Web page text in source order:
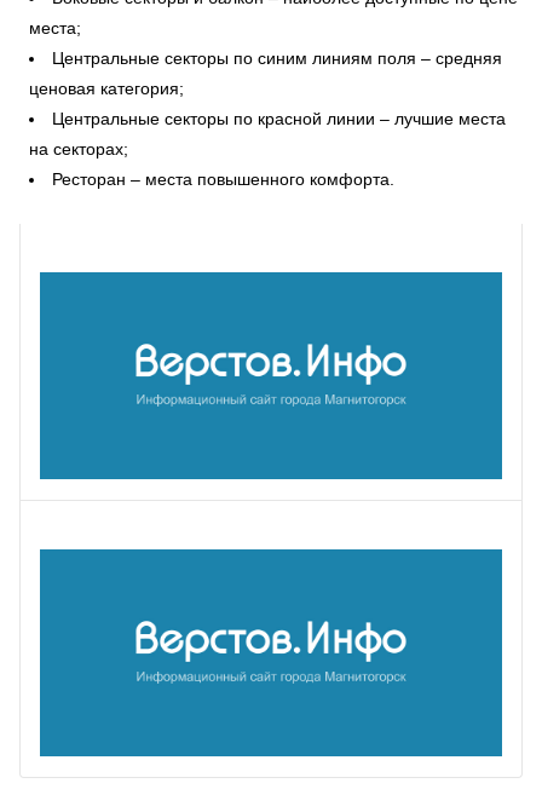
места;
Центральные секторы по синим линиям поля – средняя
ценовая категория;
Центральные секторы по красной линии – лучшие места
на секторах;
Ресторан – места повышенного комфорта.